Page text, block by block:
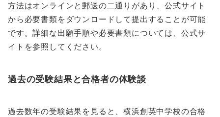
方法はオンラインと郵送の二通りがあり、公式サイト
から必要書類をダウンロードして提出することが可能
です。詳細な出願手順や必要書類については、公式サ
イトを参照してください。
過去の受験結果と合格者の体験談
過去数年の受験結果を見ると、横浜創英中学校の合格